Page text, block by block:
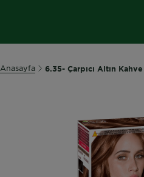
Anasayfa 6.35- Çarpıcı Altın Kahve